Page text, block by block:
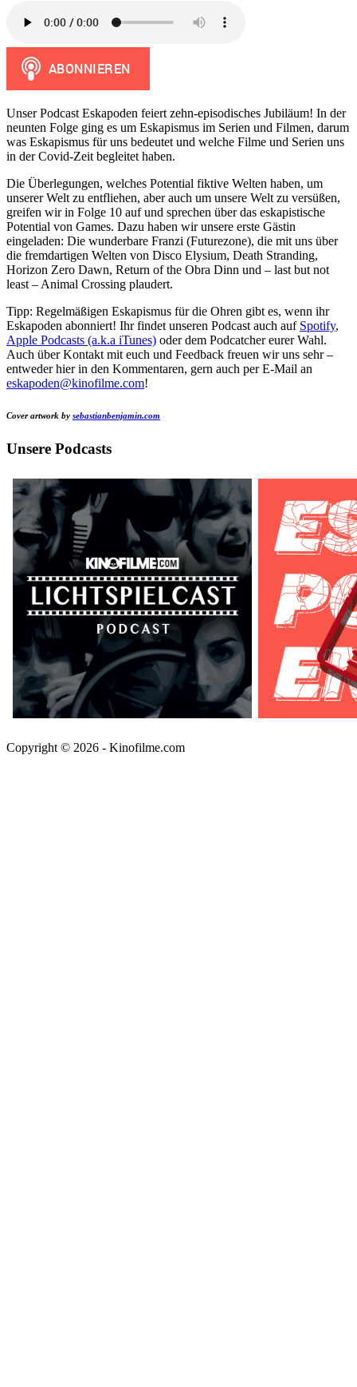
Unser Podcast Eskapoden feiert zehn-episodisches Jubiläum! In der
neunten Folge ging es um Eskapismus im Serien und Filmen, darum
was Eskapismus für uns bedeutet und welche Filme und Serien uns
in der Covid-Zeit begleitet haben.
Die Überlegungen, welches Potential fiktive Welten haben, um
unserer Welt zu entfliehen, aber auch um unsere Welt zu versüßen,
greifen wir in Folge 10 auf und sprechen über das eskapistische
Potential von Games. Dazu haben wir unsere erste Gästin
eingeladen: Die wunderbare Franzi (Futurezone), die mit uns über
die fremdartigen Welten von Disco Elysium, Death Stranding,
Horizon Zero Dawn, Return of the Obra Dinn und – last but not
least – Animal Crossing plaudert.
Tipp: Regelmäßigen Eskapismus für die Ohren gibt es, wenn ihr
Eskapoden abonniert! Ihr findet unseren Podcast auch auf Spotify,
Apple Podcasts (a.k.a iTunes) oder dem Podcatcher eurer Wahl.
Auch über Kontakt mit euch und Feedback freuen wir uns sehr –
entweder hier in den Kommentaren, gern auch per E-Mail an
eskapoden@kinofilme.com!
Cover artwork by sebastianbenjamin.com
Unsere Podcasts
Copyright © 2026 - Kinofilme.com